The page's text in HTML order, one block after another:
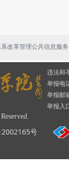
号
违法和
举报电
举报邮
举报入
改革管理公共信息服